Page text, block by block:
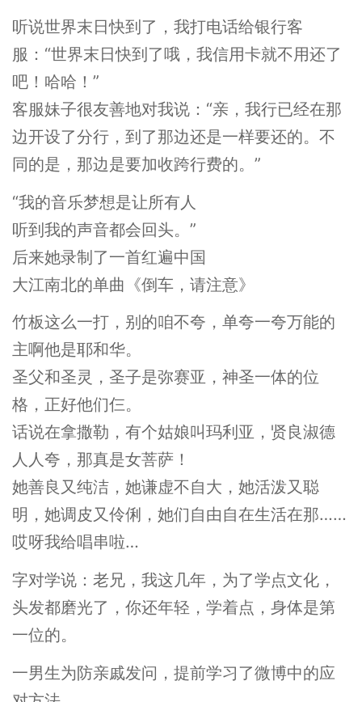
听说世界末日快到了，我打电话给银行客
服：“世界末日快到了哦，我信用卡就不用还了
吧！哈哈！”
客服妹子很友善地对我说：“亲，我行已经在那
边开设了分行，到了那边还是一样要还的。不
同的是，那边是要加收跨行费的。”
“我的音乐梦想是让所有人
听到我的声音都会回头。”
后来她录制了一首红遍中国
大江南北的单曲《倒车，请注意》
竹板这么一打，别的咱不夸，单夸一夸万能的
主啊他是耶和华。
圣父和圣灵，圣子是弥赛亚，神圣一体的位
格，正好他们仨。
话说在拿撒勒，有个姑娘叫玛利亚，贤良淑德
人人夸，那真是女菩萨！
她善良又纯洁，她谦虚不自大，她活泼又聪
明，她调皮又伶俐，她们自由自在生活在那……
哎呀我给唱串啦…
字对学说：老兄，我这几年，为了学点文化，
头发都磨光了，你还年轻，学着点，身体是第
一位的。
一男生为防亲戚发问，提前学习了微博中的应